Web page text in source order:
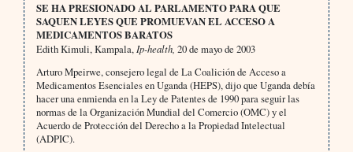
SE HA PRESIONADO AL PARLAMENTO PARA QUE
SAQUEN LEYES QUE PROMUEVAN EL ACCESO A
MEDICAMENTOS BARATOS
Edith Kimuli, Kampala, Ip-health, 20 de mayo de 2003
Arturo Mpeirwe, consejero legal de La Coalición de Acceso a
Medicamentos Esenciales en Uganda (HEPS), dijo que Uganda debía
hacer una enmienda en la Ley de Patentes de 1990 para seguir las
normas de la Organización Mundial del Comercio (OMC) y el
Acuerdo de Protección del Derecho a la Propiedad Intelectual
(ADPIC).